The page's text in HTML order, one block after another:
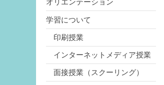
オリエンテーション
学習について
印刷授業
インターネットメディア授業
面接授業（スクーリング）